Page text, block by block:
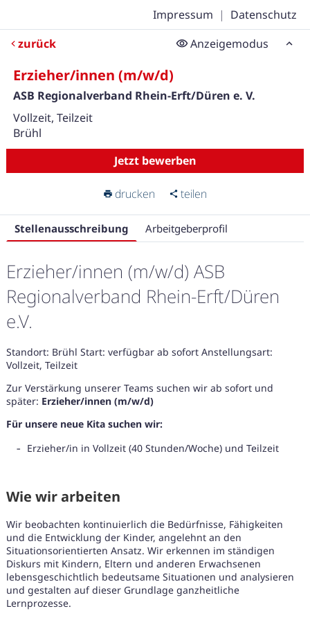
Impressum | Datenschutz
zurück
Anzeigemodus
Erzieher/innen (m/w/d)
ASB Regionalverband Rhein-Erft/Düren e. V.
Vollzeit, Teilzeit
Brühl
Jetzt bewerben
drucken teilen
Stellenausschreibung Arbeitgeberprofil
Erzieher/innen (m/w/d) ASB
Regionalverband Rhein-Erft/Düren
e.V.
Standort: Brühl Start: verfügbar ab sofort Anstellungsart:
Vollzeit, Teilzeit
Zur Verstärkung unserer Teams suchen wir ab sofort und
später: Erzieher/innen (m/w/d)
Für unsere neue Kita suchen wir:
Erzieher/in in Vollzeit (40 Stunden/Woche) und Teilzeit
Wie wir arbeiten
Wir beobachten kontinuierlich die Bedürfnisse, Fähigkeiten
und die Entwicklung der Kinder, angelehnt an den
Situationsorientierten Ansatz. Wir erkennen im ständigen
Diskurs mit Kindern, Eltern und anderen Erwachsenen
lebensgeschichtlich bedeutsame Situationen und analysieren
und gestalten auf dieser Grundlage ganzheitliche
Lernprozesse.
Karte anzeigen